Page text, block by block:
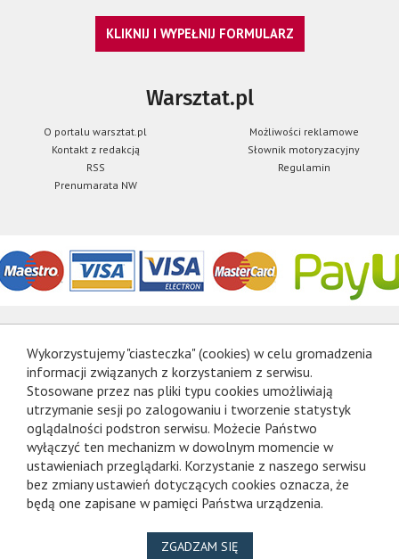
KLIKNIJ I WYPEŁNIJ FORMULARZ
Warsztat.pl
O portalu warsztat.pl
Możliwości reklamowe
Kontakt z redakcją
Słownik motoryzacyjny
RSS
Regulamin
Prenumarata NW
Wykorzystujemy "ciasteczka" (cookies) w celu gromadzenia
informacji związanych z korzystaniem z serwisu.
Stosowane przez nas pliki typu cookies umożliwiają
utrzymanie sesji po zalogowaniu i tworzenie statystyk
oglądalności podstron serwisu. Możecie Państwo
wyłączyć ten mechanizm w dowolnym momencie w
ustawieniach przeglądarki. Korzystanie z naszego serwisu
bez zmiany ustawień dotyczących cookies oznacza, że
będą one zapisane w pamięci Państwa urządzenia.
ZGADZAM SIĘNA WYKORZYSTANIE PLIKÓW